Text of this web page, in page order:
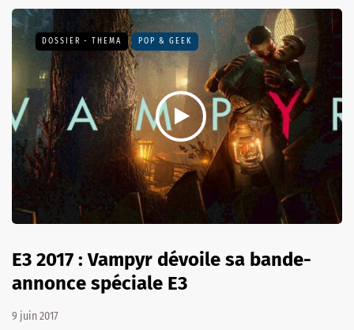
DOSSIER - THEMA POP & GEEK
E3 2017 : Vampyr dévoile sa bande-
annonce spéciale E3
9 juin 2017